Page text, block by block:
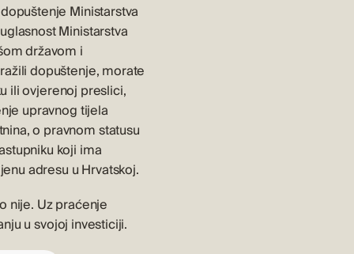
Ministarstva
Ministarstva
državom i
dopuštenje, morate
ili ovjerenoj preslici,
upravnog tijela
o pravnom statusu
koji ima
adresu u Hrvatskoj.
nije. Uz praćenje
u svojoj investiciji.